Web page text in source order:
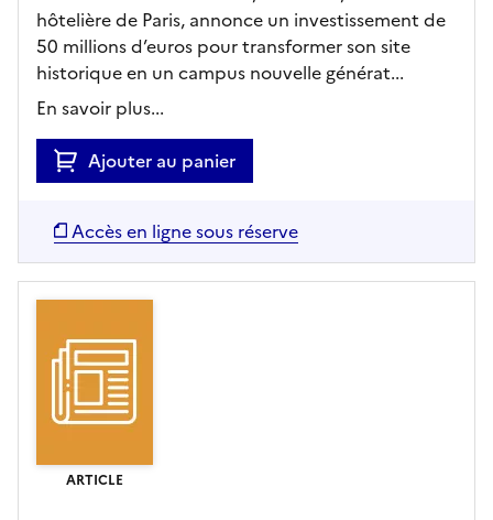
hôtelière de Paris, annonce un investissement de
50 millions d’euros pour transformer son site
historique en un campus nouvelle générat...
En savoir plus...
Ajouter au panier
Accès en ligne sous réserve
ARTICLE